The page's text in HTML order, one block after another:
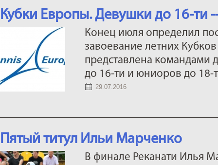
Кубки Европы. Девушки до 16-ти
Конец июля определил
завоевание летних
представлена командами
до 16-ти и юниоров до 18-
29.07.2016
Пятый титул Ильи Марченко
В финале Реканати Илья